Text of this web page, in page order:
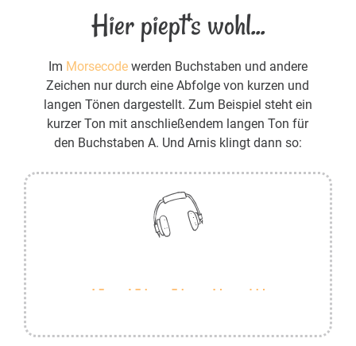
Hier piept's wohl...
Im Morsecodewerden Buchstaben und andere
Zeichen nur durch eine Abfolge von kurzen und
langen Tönen dargestellt. Zum Beispiel steht ein
kurzer Ton mit anschließendem langen Ton für
den Buchstaben A. Und Arnis klingt dann so: